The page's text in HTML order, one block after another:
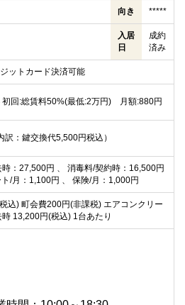
向き *****
入居
日
成約
済み
ットカード決済可能
初回:総賃料50%(最低:2万円) 月額:880円
訳：鍵交換代5,500円税込）
：27,500円 、 消毒料/契約時：16,500円
/月：1,100円 、 保険/月：1,000円
込) 町会費200円(非課税) エアコンクリー
13,200円(税込) 1台あたり